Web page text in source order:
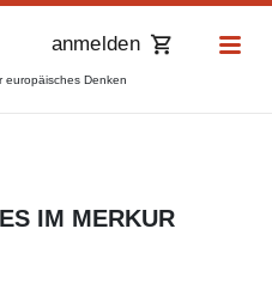
europäisches Denken
anmelden
IM MERKUR